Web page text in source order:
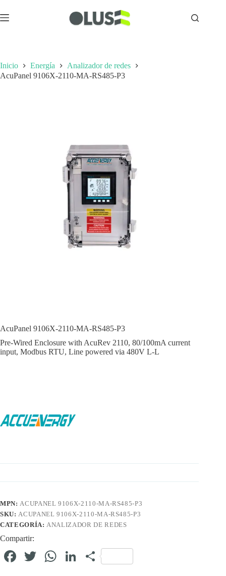
Inicio Energía
Analizador de redes
AcuPanel 9106X-2110-MA-RS485-P3
AcuPanel 9106X-2110-MA-RS485-P3
Pre-Wired Enclosure with AcuRev 2110, 80/100mA current
input, Modbus RTU, Line powered via 480V L-L
MPN: ACUPANEL 9106X-2110-MA-RS485-P3
SKU: ACUPANEL 9106X-2110-MA-RS485-P3
CATEGORÍA: ANALIZADOR DE REDES
Compartir:
Fa T
W
Li C